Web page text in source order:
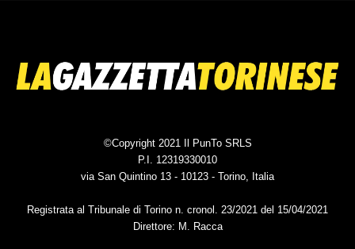
©Copyright 2021 Il PunTo SRLS
P.I. 12319330010
via San Quintino 13 - 10123 - Torino, Italia
Registrata al Tribunale di Torino n. cronol. 23/2021 del 15/04/2021
Direttore: M. Racca